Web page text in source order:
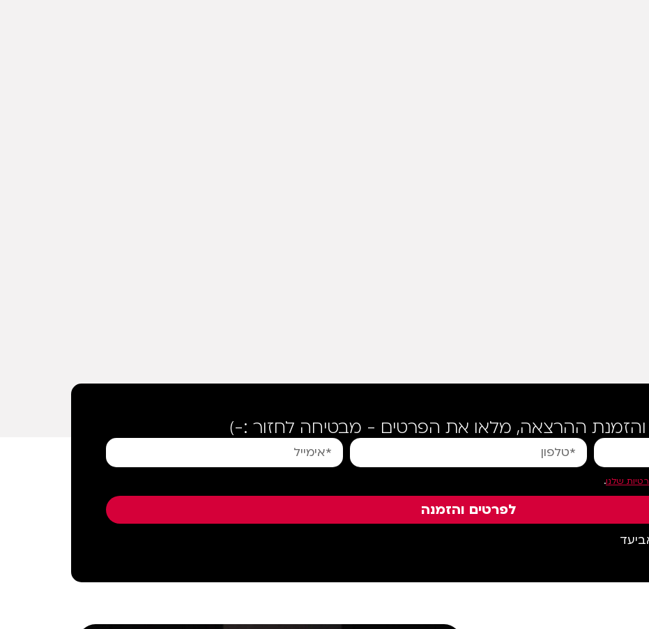
והזמנת ההרצאה, מלאו את הפרטים - מבטיחה לחזור :-)
שלנו.
לפרטים והזמנה